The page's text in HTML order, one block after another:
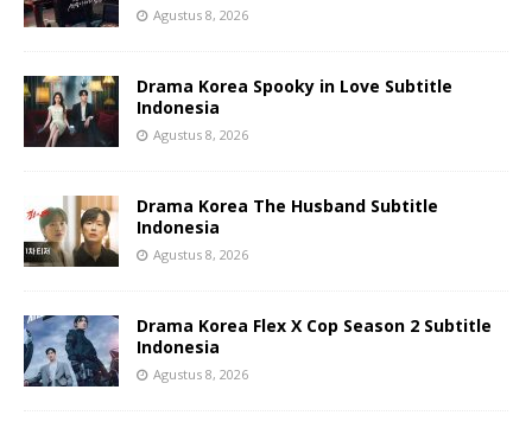
Agustus 8, 2026
Drama Korea Spooky in Love Subtitle
Indonesia
Agustus 8, 2026
Drama Korea The Husband Subtitle
Indonesia
Agustus 8, 2026
Drama Korea Flex X Cop Season 2 Subtitle
Indonesia
Agustus 8, 2026